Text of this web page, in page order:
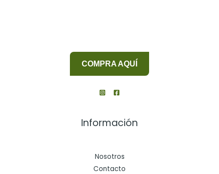
COMPRA AQUÍ
Información
Nosotros
Contacto